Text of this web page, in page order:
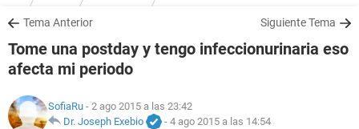
SALUD
FAMILIA
NUTRICIÓN
Tema Anterior Siguiente Tema
Tome una postday y tengo infeccionurinaria eso
afecta mi periodo
SofiaRu - 2 ago 2015 a las 23:42
Dr. Joseph Exebio
- 4 ago 2015 a las 14:54